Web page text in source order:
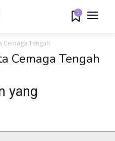
0
Cemaga Tengah
Cemaga Tengah
yang